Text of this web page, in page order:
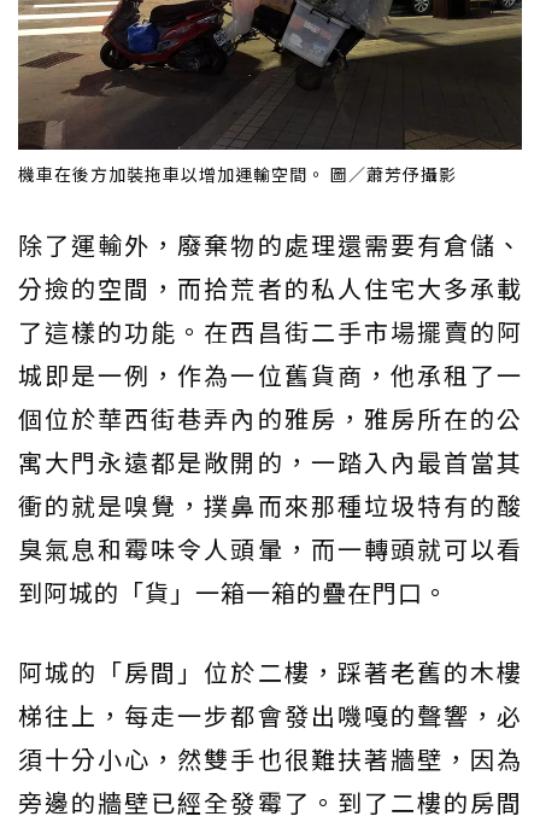
機車在後方加裝拖車以增加運輸空間。 圖／蕭芳伃攝影
除了運輸外，廢棄物的處理還需要有倉儲、
分撿的空間，而拾荒者的私人住宅大多承載
了這樣的功能。在西昌街二手市場擺賣的阿
城即是一例，作為一位舊貨商，他承租了一
個位於華西街巷弄內的雅房，雅房所在的公
寓大門永遠都是敞開的，一踏入內最首當其
衝的就是嗅覺，撲鼻而來那種垃圾特有的酸
臭氣息和霉味令人頭暈，而一轉頭就可以看
到阿城的「貨」一箱一箱的疊在門口。
阿城的「房間」位於二樓，踩著老舊的木樓
梯往上，每走一步都會發出嘰嘎的聲響，必
須十分小心，然雙手也很難扶著牆壁，因為
旁邊的牆壁已經全發霉了。到了二樓的房間